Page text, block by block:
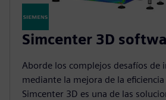
Simcenter 3D
Aborde los complejos desafíos de
mediante la mejora de la
Simcenter 3D es una de las